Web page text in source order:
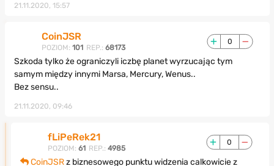
21.11.2020, 15:57
CoinJSR
POZIOM: 101 REP.: 68173
0
Szkoda tylko że ograniczyli iczbę planet wyrzucając tym
samym między innymi Marsa, Mercury, Wenus..
Bez sensu..
21.11.2020, 09:46
fLiPeRek21
POZIOM: 61 REP.: 4985
0
CoinJSRz biznesowego punktu widzenia calkowicie z